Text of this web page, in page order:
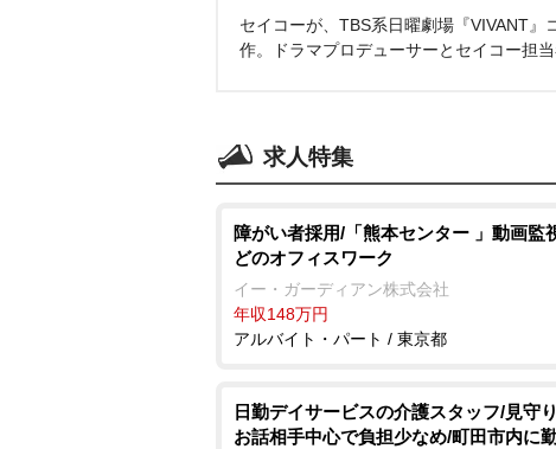
セイコーが、TBS系日曜劇場『VIVANT』
作。ドラマプロデューサーとセイコー担当
求人特集
障がい者採用/「熊本センター 」動画監
どのオフィスワーク
イー・ガーディアン株式会社
年収148万円
アルバイト・パート / 東京都
日勤デイサービスの介護スタッフ/見
お話相手中心で負担少なめ/町田市内に